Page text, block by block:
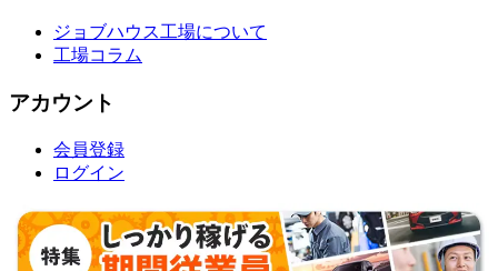
ジョブハウス工場について
工場コラム
アカウント
会員登録
ログイン